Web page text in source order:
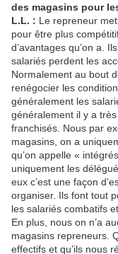
des magasins pour
L.L. : Le repreneur
pour être plus
d’avantages qu’on a.
salariés perdent les
Normalement au bout
renégocier les
généralement les
généralement il y a
franchisés. Nous par
magasins, on a
qu’on appelle «
uniquement les
eux c’est une façon
organiser. Ils font tout
les salariés combatifs
En plus, nous on n’a
magasins repreneurs.
effectifs et qu’ils nous